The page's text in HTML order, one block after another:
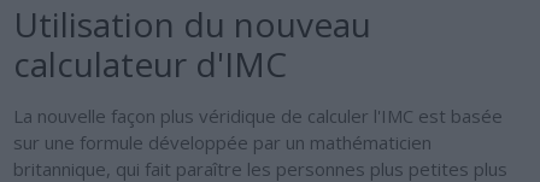
Utilisation du nouveau
calculateur d'IMC
La nouvelle façon plus véridique de calculer l'IMC est basée
sur une formule développée par un mathématicien
britannique, qui fait paraître les personnes plus petites plus